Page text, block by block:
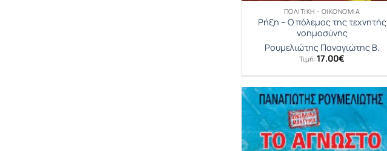
ΠΟΛΙΤΙΚΉ - ΟΙΚΟΝΟΜΊΑ
Ρήξη – Ο πόλεμος της τεχνητής
νοημοσύνης
Ρουμελιώτης Παναγιώτης Β.
Τιμή:17.00€